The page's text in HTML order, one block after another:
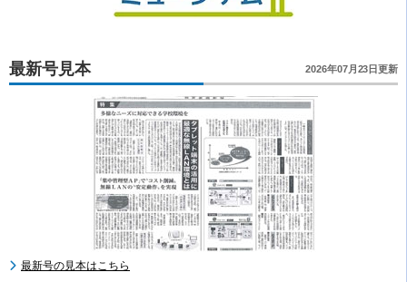
最新号見本 2026年07月23日更新
最新号の見本はこちら